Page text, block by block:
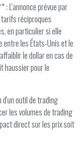
: L'annonce prévue par
réciproques
en particulier si elle
entre les États-Unis et le
le dollar en cas de
haussier pour le
outil de trading
les volumes de trading
direct sur les prix soit